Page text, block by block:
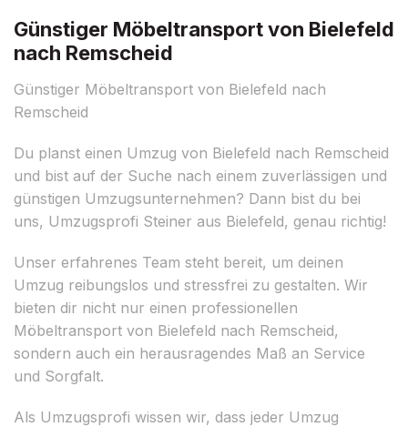
Günstiger Möbeltransport von Bielefeld
nach Remscheid
Günstiger Möbeltransport von Bielefeld nach
Remscheid
Du planst einen Umzug von Bielefeld nach Remscheid
und bist auf der Suche nach einem zuverlässigen und
günstigen Umzugsunternehmen? Dann bist du bei
uns, Umzugsprofi Steiner aus Bielefeld, genau richtig!
Unser erfahrenes Team steht bereit, um deinen
Umzug reibungslos und stressfrei zu gestalten. Wir
bieten dir nicht nur einen professionellen
Möbeltransport von Bielefeld nach Remscheid,
sondern auch ein herausragendes Maß an Service
und Sorgfalt.
Als Umzugsprofi wissen wir, dass jeder Umzug